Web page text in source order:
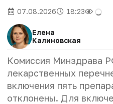
07.08.2026 18:23
Елена
Калиновская
Комиссия Минздрава
лекарственных
включения пять
отклонены. Для